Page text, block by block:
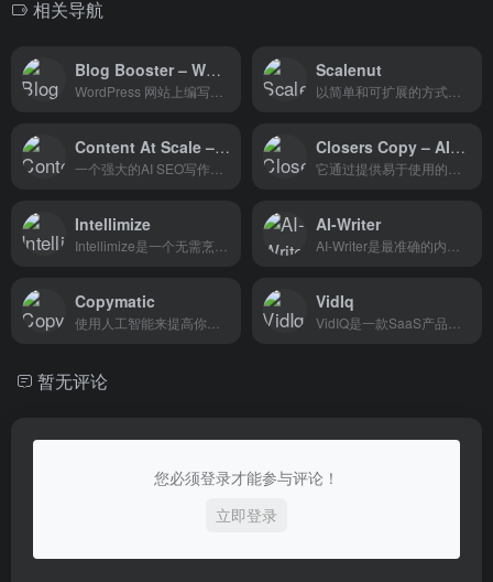
相关导航
Blog Booster – WordPress 网站上编写并自动发布博客文章 Scalenut
Content At Scale – 推动品牌增长的一体化AI平台 Closers Copy – AI营销文案生成工具
Intellimize AI-Writer
Copymatic VidIq
暂无评论
您必须登录才能参与评论！
立即登录